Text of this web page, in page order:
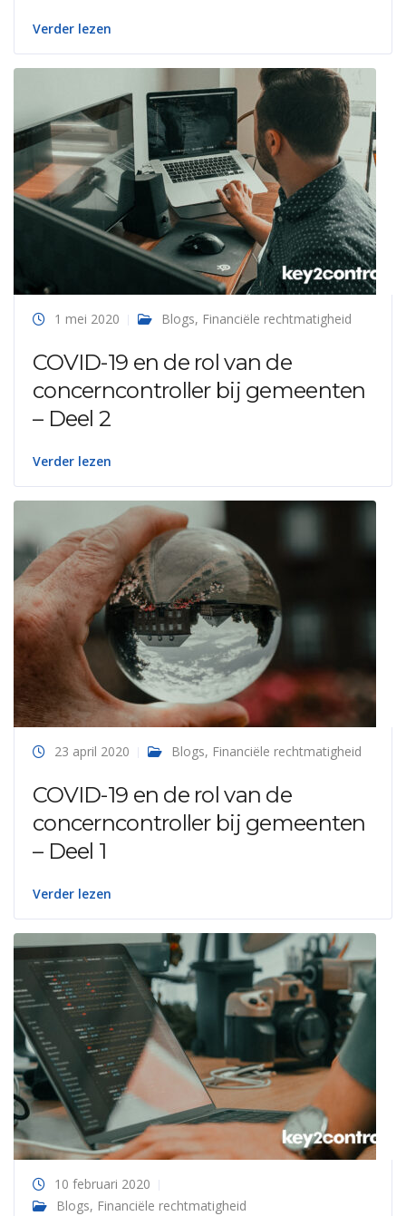
Verder lezen
1 mei 2020 Blogs, Financiële rechtmatigheid
COVID-19 en de rol van de
concerncontroller bij gemeenten
– Deel 2
Verder lezen
23 april 2020 Blogs, Financiële rechtmatigheid
COVID-19 en de rol van de
concerncontroller bij gemeenten
– Deel 1
Verder lezen
10 februari 2020
Blogs, Financiële rechtmatigheid